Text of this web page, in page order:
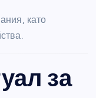
като
за